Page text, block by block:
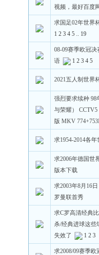
视频，最好百度
求国足02年世界
1 2 3 4 5 .. 19
08-09赛季欧冠
语
1 2 3 4 5
2021五人制世界
强烈要求续种
与荣耀）
版 MKV
求1954-2014各
求2006年德国世
版本下载
求2003年8月16
罗曼联首秀
求C罗高清经典
杀/经典进球这些
失效了
1 2 3
求2008/09赛季